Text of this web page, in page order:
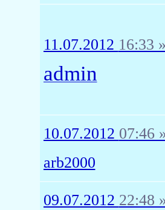
11.07.2012 16:33 »
admin
10.07.2012 07:46
arb2000
09.07.2012 22:48